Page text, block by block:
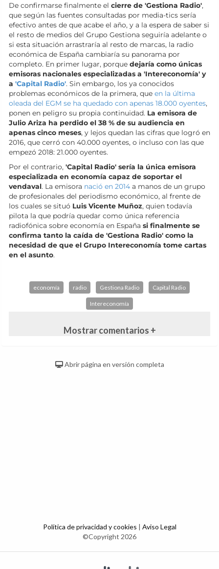
De confirmarse finalmente el cierre de 'Gestiona Radio',
que según las fuentes consultadas por media-tics sería
efectivo antes de que acabe el año, y a la espera de saber si
el resto de medios del Grupo Gestiona seguiría adelante o
si esta situación arrastraría al resto de marcas, la radio
económica de España cambiaría su panorama por
completo. En primer lugar, porque dejaría como únicas
emisoras nacionales especializadas a 'Intereconomía' y
a 'Capital Radio'. Sin embargo, los ya conocidos
problemas económicos de la primera, que en la última
oleada del EGM se ha quedado con apenas 18.000 oyentes,
ponen en peligro su propia continuidad. La emisora de
Julio Ariza ha perdido el 38 % de su audiencia en
apenas cinco meses, y lejos quedan las cifras que logró en
2016, que cerró con 40.000 oyentes, o incluso con las que
empezó 2018: 21.000 oyentes.
Por el contrario, 'Capital Radio' sería la única emisora
especializada en economía capaz de soportar el
vendaval. La emisora nació en 2014 a manos de un grupo
de profesionales del periodismo económico, al frente de
los cuales se situó Luis Vicente Muñoz, quien todavía
pilota la que podría quedar como única referencia
radiofónica sobre economía en España si finalmente se
confirma tanto la caída de 'Gestiona Radio' como la
necesidad de que el Grupo Intereconomía tome cartas
en el asunto.
economía radio Gestiona Radio Capital Radio
Intereconomía
Mostrar comentarios +
Abrir página en versión completa
Política de privacidad y cookies | Aviso Legal
©Copyright 2026